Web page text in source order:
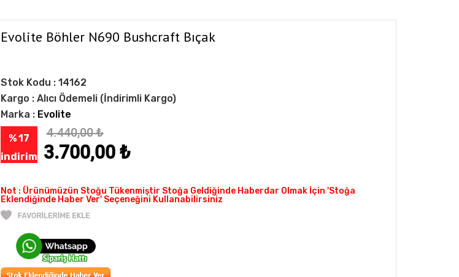
Evolite Böhler N690 Bushcraft Bıçak
Stok Kodu : 14162
Kargo : Alıcı Ödemeli (İndirimli Kargo)
Marka : Evolite
% 17
indirim
4.440,00₺
3.700,00₺
Not : Ürünümüzün Stoğu Tükenmiştir Stoğa Geldiğinde Haberdar Olmak İçin 'Stoğa
Eklendiğinde Haber Ver' Seçeneğini Kullanabilirsiniz